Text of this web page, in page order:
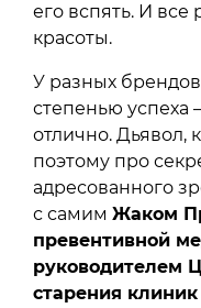
его вспять. И все
красоты.
У разных брендов
степенью успеха
отлично. Дьявол,
поэтому про
адресованного
с самим Жаком
превентивной
руководителем
старения